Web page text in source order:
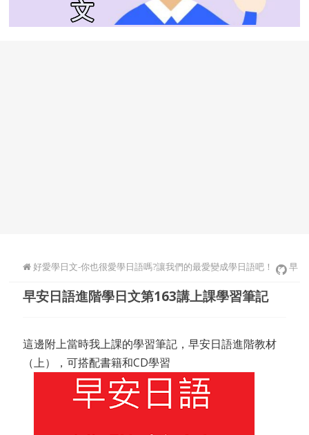
好愛學日文-你也很愛學日語嗎?讓我們的最愛變成學日語吧！ 早
安日語進階學日文
早安日語進階學日文第163講上課學習筆記
這邊附上當時我上課的學習筆記，早安日語進階教材
（上），可搭配書籍和CD學習